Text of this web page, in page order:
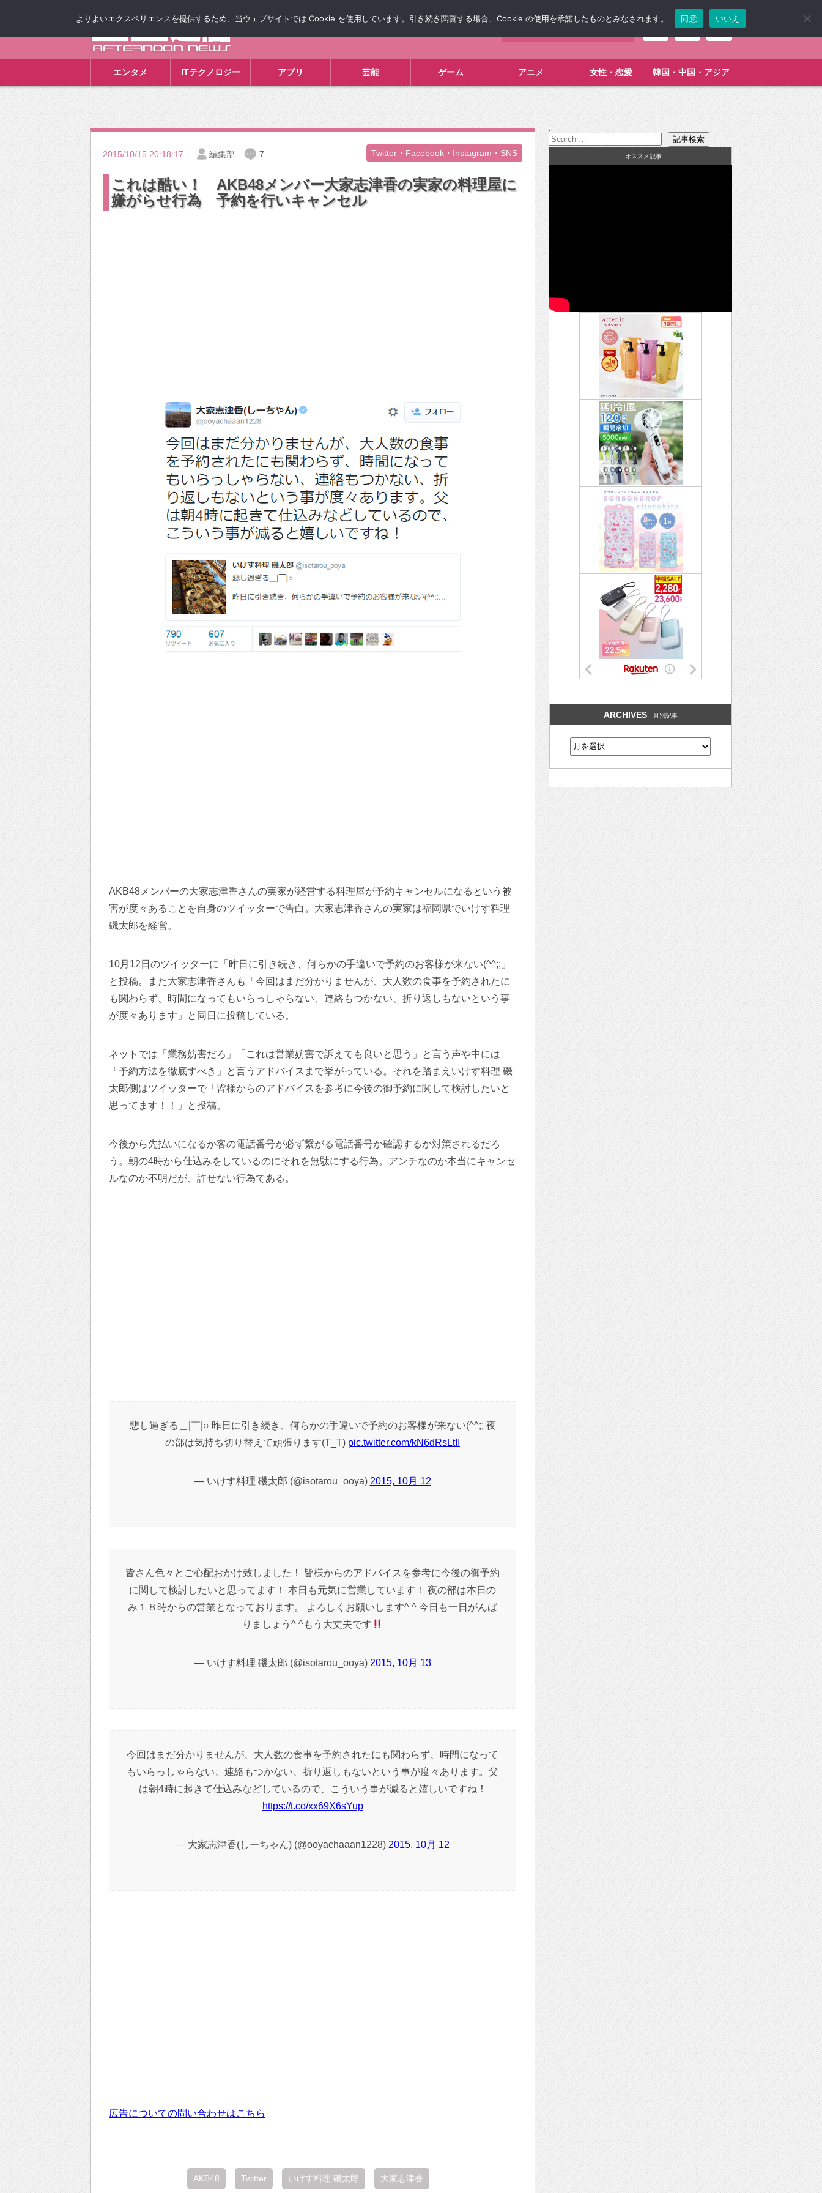
エンタメ ITテクノロジー アプリ 芸能 ゲーム アニメ 女性・恋愛 韓国・中国・アジア
2015/10/15 20:18:17 編集部 7 Twitter・Facebook・Instagram・SNS
これは酷い！ AKB48メンバー大家志津香の実家の料理屋に
嫌がらせ行為 予約を行いキャンセル
AKB48メンバーの大家志津香さんの実家が経営する料理屋が予約キャンセルになるという被
害が度々あることを自身のツイッターで告白。大家志津香さんの実家は福岡県でいけす料理
磯太郎を経営。
10月12日のツイッターに「昨日に引き続き、何らかの手違いで予約のお客様が来ない(^^;;」
と投稿。また大家志津香さんも「今回はまだ分かりませんが、大人数の食事を予約されたに
も関わらず、時間になってもいらっしゃらない、連絡もつかない、折り返しもないという事
が度々あります」と同日に投稿している。
ネットでは「業務妨害だろ」「これは営業妨害で訴えても良いと思う」と言う声や中には
「予約方法を徹底すべき」と言うアドバイスまで挙がっている。それを踏まえいけす料理 磯
太郎側はツイッターで「皆様からのアドバイスを参考に今後の御予約に関して検討したいと
思ってます！！」と投稿。
今後から先払いになるか客の電話番号が必ず繋がる電話番号か確認するか対策されるだろ
う。朝の4時から仕込みをしているのにそれを無駄にする行為。アンチなのか本当にキャンセ
ルなのか不明だが、許せない行為である。
悲し過ぎる＿|￣|○ 昨日に引き続き、何らかの手違いで予約のお客様が来ない(^^;; 夜
の部は気持ち切り替えて頑張ります(T_T) pic.twitter.com/kN6dRsLtII
— いけす料理 磯太郎 (@isotarou_ooya) 2015, 10月 12
皆さん色々とご心配おかけ致しました！ 皆様からのアドバイスを参考に今後の御予約
に関して検討したいと思ってます！ 本日も元気に営業しています！ 夜の部は本日の
み１８時からの営業となっております。 よろしくお願いします^ ^ 今日も一日がんば
りましょう^ ^もう大丈夫です
— いけす料理 磯太郎 (@isotarou_ooya) 2015, 10月 13
今回はまだ分かりませんが、大人数の食事を予約されたにも関わらず、時間になって
もいらっしゃらない、連絡もつかない、折り返しもないという事が度々あります。父
は朝4時に起きて仕込みなどしているので、こういう事が減ると嬉しいですね！
https://t.co/xx69X6sYup
— 大家志津香(しーちゃん) (@ooyachaaan1228) 2015, 10月 12
広告についての問い合わせはこちら
AKB48 Twitter いけす料理 磯太郎 大家志津香
:
オススメ記事
ARCHIVES 月別記事
よりよいエクスペリエンスを提供するため、当ウェブサイトでは Cookie を使用しています。引き続き閲覧する場合、Cookie の使用を承諾したものとみなされます。 同意 いいえ